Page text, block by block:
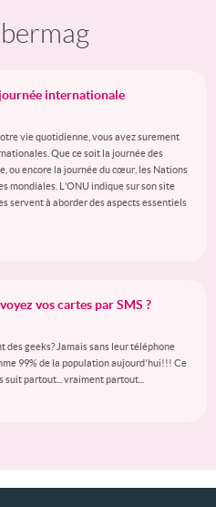
internationale
vie quotidienne, vous avez surement
Que ce soit la journée des
ou encore la journée du cœur, les Nations
mondiales. L’ONU indique sur son site
servent à aborder des aspects essentiels
vos cartes par SMS ?
des geeks? Jamais sans leur téléphone
99% de la population aujourd'hui!!! Ce
partout... vraiment partout...